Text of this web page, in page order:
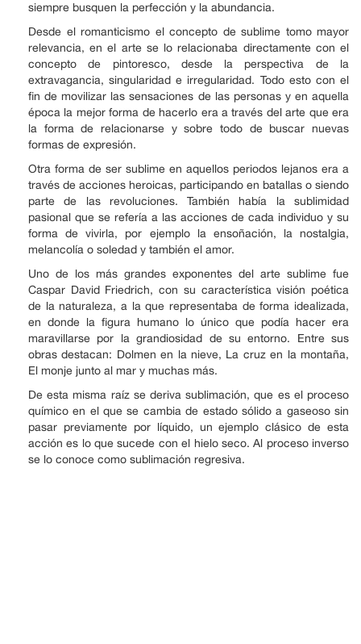
siempre busquen la perfección y la abundancia.
Desde el romanticismo el concepto de sublime tomo mayor
relevancia, en el arte se lo relacionaba directamente con el
concepto de pintoresco, desde la perspectiva de la
extravagancia, singularidad e irregularidad. Todo esto con el
fin de movilizar las sensaciones de las personas y en aquella
época la mejor forma de hacerlo era a través del arte que era
la forma de relacionarse y sobre todo de buscar nuevas
formas de expresión.
Otra forma de ser sublime en aquellos periodos lejanos era a
través de acciones heroicas, participando en batallas o siendo
parte de las revoluciones. También había la sublimidad
pasional que se refería a las acciones de cada individuo y su
forma de vivirla, por ejemplo la ensoñación, la nostalgia,
melancolía o soledad y también el amor.
Uno de los más grandes exponentes del arte sublime fue
Caspar David Friedrich, con su característica visión poética
de la naturaleza, a la que representaba de forma idealizada,
en donde la figura humano lo único que podía hacer era
maravillarse por la grandiosidad de su entorno. Entre sus
obras destacan: Dolmen en la nieve, La cruz en la montaña,
El monje junto al mar y muchas más.
De esta misma raíz se deriva sublimación, que es el proceso
químico en el que se cambia de estado sólido a gaseoso sin
pasar previamente por líquido, un ejemplo clásico de esta
acción es lo que sucede con el hielo seco. Al proceso inverso
se lo conoce como sublimación regresiva.